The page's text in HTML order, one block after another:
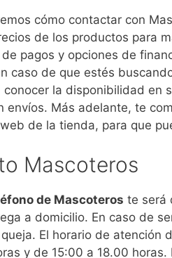
cómo contactar con
de los productos para
pagos y opciones de
caso de que estés
la disponibilidad en
envíos. Más adelante, te
de la tienda, para que
Mascoteros
de Mascoteros te será
a domicilio. En caso de
El horario de atención
y de 15:00 a 18.00